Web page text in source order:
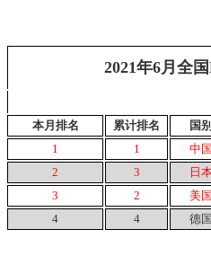
2021年6月全
本月排名 累计排名 国别
1
1 中国
2
3 日
3
2 美国
4
4 德国